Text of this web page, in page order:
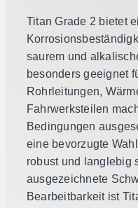
Titan Grade 2 bietet
saurem und
besonders geeignet
Rohrleitungen,
Fahrwerksteilen
Bedingungen
eine bevorzugte
robust und langlebig
ausgezeichnete
Bearbeitbarkeit ist